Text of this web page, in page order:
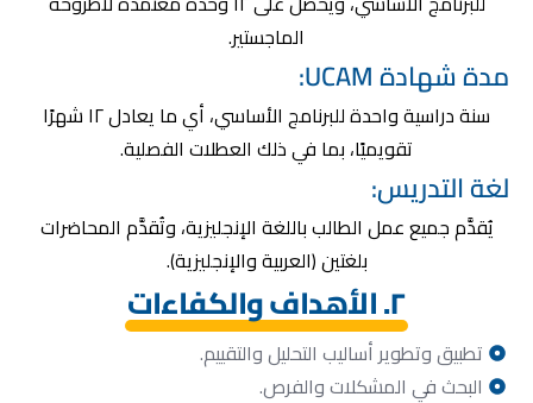
الماجستير.
مدة شهادة UCAM:
سنة دراسية واحدة للبرنامج الأساسي، أي ما يعادل ١٢ شهرًا
تقويميًا، بما في ذلك العطلات الفصلية.
لغة التدريس:
يُقدَّم جميع عمل الطالب باللغة الإنجليزية، وتُقدَّم المحاضرات
بلغتين (العربية والإنجليزية).
٢. الأهداف والكفاءات
تطبيق وتطوير أساليب التحليل والتقييم.
البحث في المشكلات والفرص.